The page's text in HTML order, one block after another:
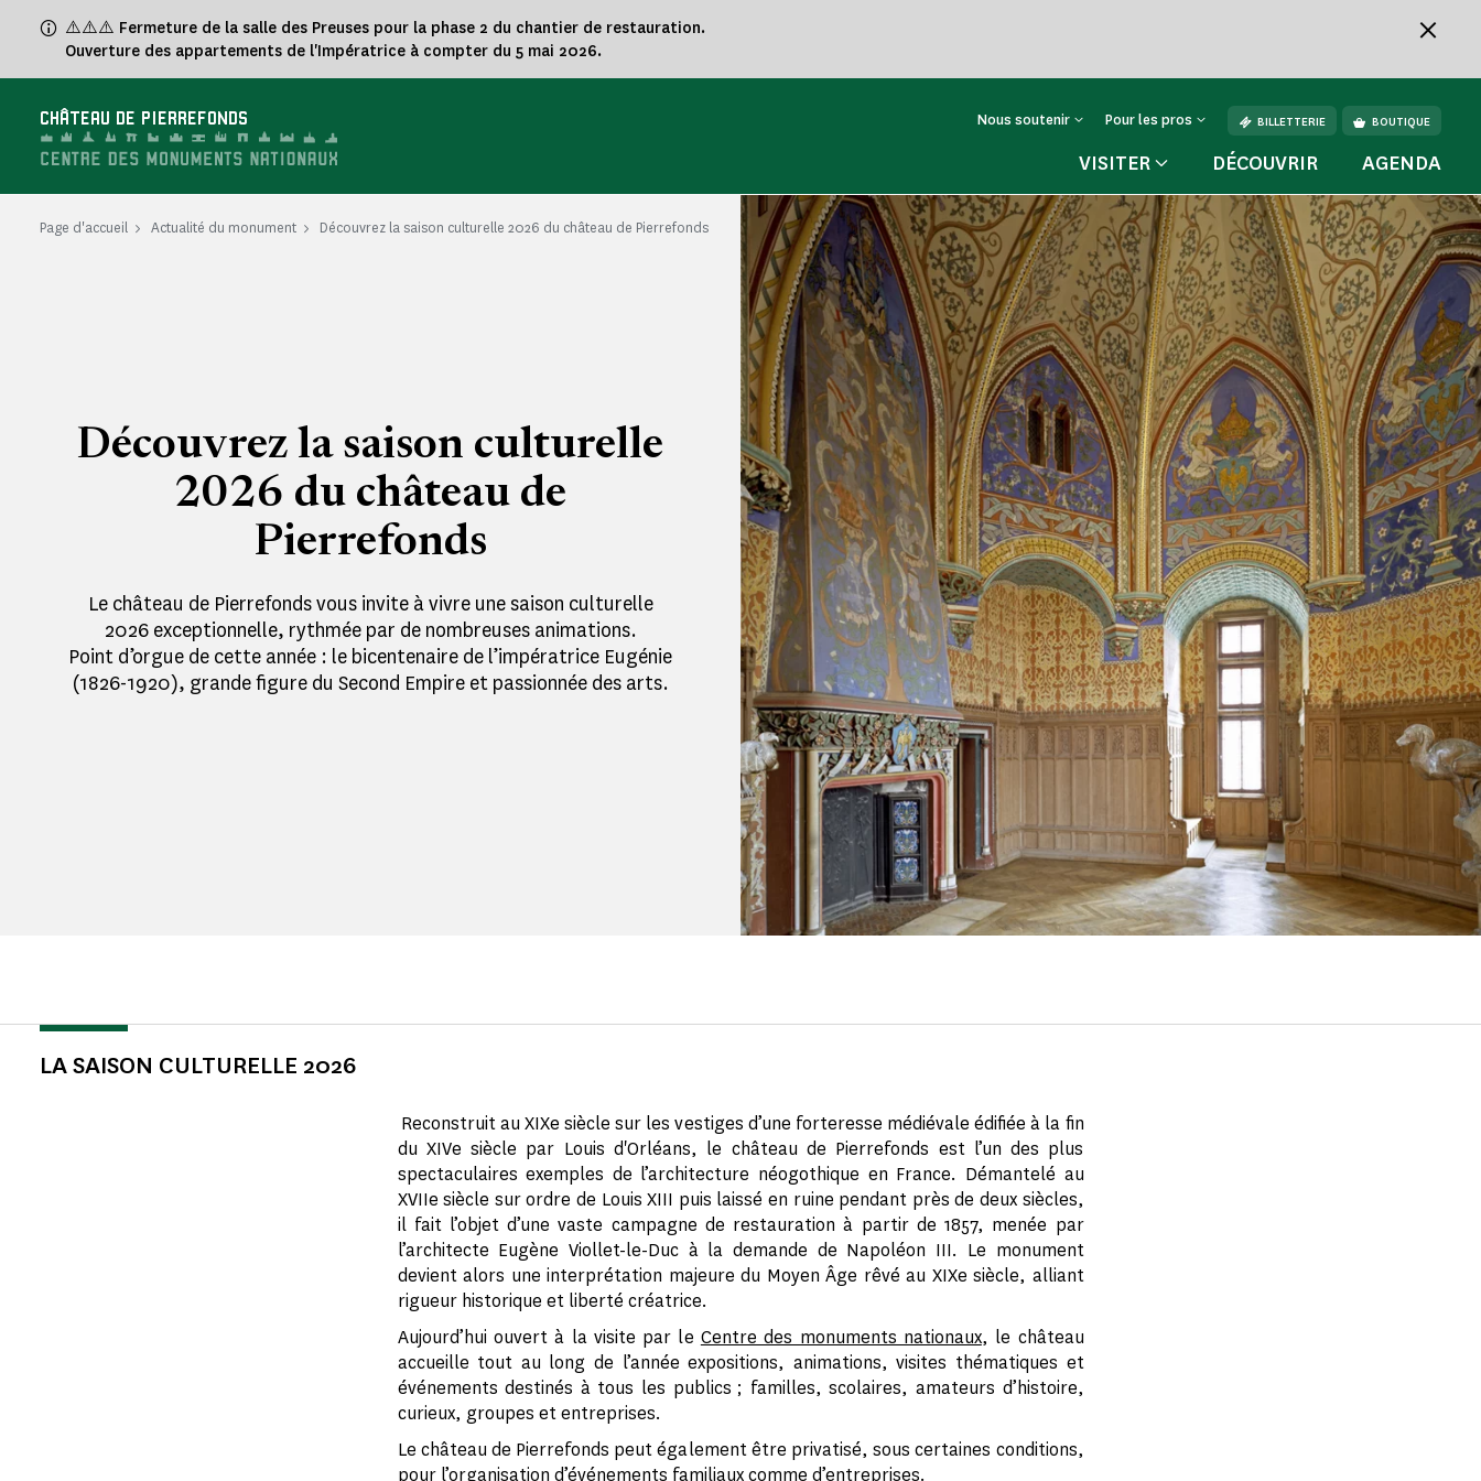
⚠️⚠️⚠️ Fermeture de la salle des Preuses pour la phase 2 du chantier de restauration.
Ouverture des appartements de l'Impératrice à compter du 5 mai 2026.
CHÂTEAU DE PIERREFONDS Nous soutenir Pour les pros BILLETTERIE BOUTIQUE
VISITER DÉCOUVRIR AGENDA
Page d'accueil Actualité du monument Découvrez la saison culturelle 2026 du château de Pierrefonds
Découvrez la saison culturelle
2026 du château de
Pierrefonds
Le château de Pierrefonds vous invite à vivre une saison culturelle
2026 exceptionnelle, rythmée par de nombreuses animations.
Point d’orgue de cette année : le bicentenaire de l’impératrice Eugénie
(1826-1920), grande figure du Second Empire et passionnée des arts.
LA SAISON CULTURELLE 2026
Reconstruit au XIXe siècle sur les vestiges d’une forteresse médiévale édifiée à la fin
du XIVe siècle par Louis d'Orléans, le château de Pierrefonds est l’un des plus
spectaculaires exemples de l’architecture néogothique en France. Démantelé au
XVIIe siècle sur ordre de Louis XIII puis laissé en ruine pendant près de deux siècles,
il fait l’objet d’une vaste campagne de restauration à partir de 1857, menée par
l’architecte Eugène Viollet-le-Duc à la demande de Napoléon III. Le monument
devient alors une interprétation majeure du Moyen Âge rêvé au XIXe siècle, alliant
rigueur historique et liberté créatrice.
Aujourd’hui ouvert à la visite par le Centre des monuments nationaux, le château
accueille tout au long de l’année expositions, animations, visites thématiques et
événements destinés à tous les publics ; familles, scolaires, amateurs d’histoire,
curieux, groupes et entreprises.
Le château de Pierrefonds peut également être privatisé, sous certaines conditions,
pour l’organisation d’événements familiaux comme d’entreprises.